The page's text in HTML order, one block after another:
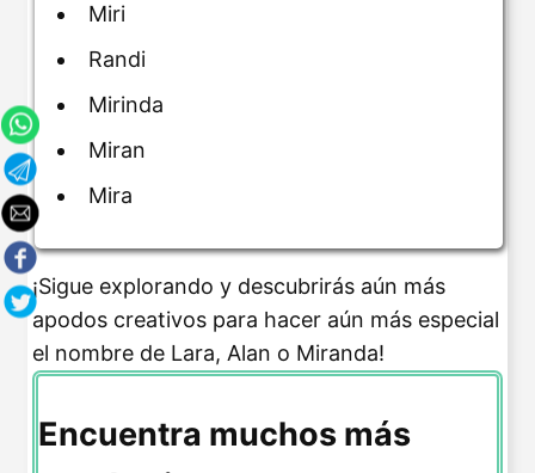
Miri
Randi
Mirinda
Miran
Mira
¡Sigue explorando y descubrirás aún más
apodos creativos para hacer aún más especial
el nombre de Lara, Alan o Miranda!
Encuentra muchos más